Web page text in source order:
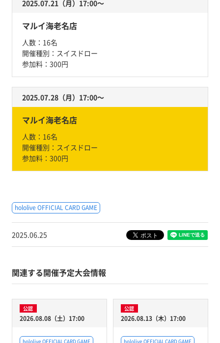
2025.07.21（月）17:00〜
マルイ海老名店
人数： 16名
開催種別： スイスドロー
参加料： 300円
2025.07.28（月）17:00〜
マルイ海老名店
人数： 16名
開催種別： スイスドロー
参加料： 300円
hololive OFFICIAL CARD GAME
2025.06.25
関連する開催予定大会情報
公認
2026.08.08（土）17:00
hololive OFFICIAL CARD GAME
公認
2026.08.13（木）17:00
hololive OFFICIAL CARD GAME